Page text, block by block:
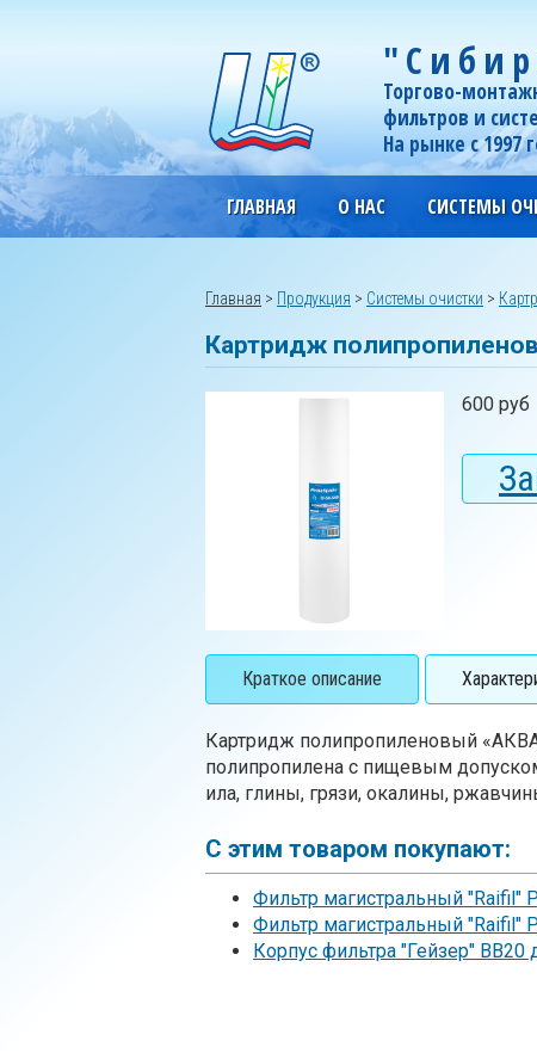
Торгово-
фильтров и
На рынке с 1997
ГЛАВНАЯ О НАС СИСТЕМЫ
Главная > Продукция > Системы очистки >
Картридж
600 руб
Краткое описание
Картридж полипропиленовый
полипропилена с пищевым
ила, глины, грязи, окалины,
С этим товаром покупают:
Фильтр магистральный "Raifil"
Фильтр магистральный "Raifil"
Корпус фильтра "Гейзер" ВВ20